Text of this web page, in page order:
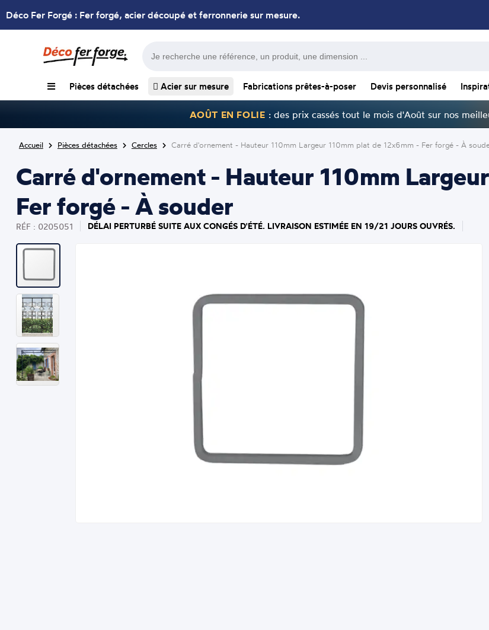
Déco Fer Forgé : Fer forgé, acier découpé et ferronnerie sur mesure.
Pièces détachées Acier sur mesure Fabrications prêtes-à-poser Devis personnalisé
AOÛT EN FOLIE : des prix cassés tout le mois d'Août sur nos
Accueil Pièces détachées Cercles Carré d'ornement - Hauteur 110mm Largeur 110mm plat de 12x6mm - Fer forgé - À
Carré d'ornement - Hauteur 110mm
Fer forgé - À souder
RÉF : 0205051 DÉLAI PERTURBÉ SUITE AUX CONGÉS D'ÉTÉ. LIVRAISON ESTIMÉE EN 19/21 JOURS OUVRÉS.